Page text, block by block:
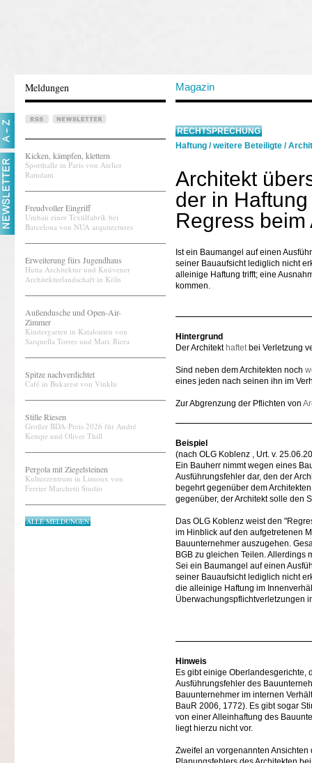
Meldungen Magazin
Kicken, kämpfen, klettern
Sporthalle in Paris von Atelier
Ramdam
Freudvoller Eingriff
Umbau einer Textilfabrik bei
Barcelona von NUA arquitectures
Erweiterung fürs Jugendhaus
Hutta Architektur und Knüvener
Architekturlandschaft in Köln
Außendusche und Open-Air-
Zimmer
Kindergarten in Katalonien von
Sarquella Torres und Marc Riera
Spitze nachverdichtet
Café in Bukarest von Vinklu
Stille Riesen
Großer BDA-Preis 2026 für André
Kempe und Oliver Thill
Pergola mit Ziegelsteinen
Kulturzentrum in Limoux von
Ferrier Marchetti Studio
ALLE MELDUNGEN
RECHTSPRECHUNG
Haftung /weitere Beteiligte /
Architekt
der in
Regress
Ist ein Baumangel auf einen
seiner Bauaufsicht lediglich nicht
alleinige Haftung trifft; eine
kommen.
Hintergrund
Der Architekt haftetbei Verletzung
Sind neben dem Architekten noch
eines jeden nach seinen ihn im
Zur Abgrenzung der Pflichten von
Beispiel
(nach OLG Koblenz , Urt. v.
Ein Bauherr nimmt wegen eines
Ausführungsfehler dar, den der
begehrt gegenüber dem
gegenüber, der Architekt solle den
Das OLG Koblenz weist den
im Hinblick auf den aufgetretenen
Bauunternehmer auszugehen.
BGB zu gleichen Teilen. Allerdings
Sei ein Baumangel auf einen
seiner Bauaufsicht lediglich nicht
die alleinige Haftung im
Überwachungspflichtverletzungen
Hinweis
Es gibt einige Oberlandesgerichte,
Ausführungsfehler des
Bauunternehmer im internen
BauR 2006, 1772). Es gibt sogar
von einer Alleinhaftung des
liegt hierzu nicht vor.
Zweifel an vorgenannten